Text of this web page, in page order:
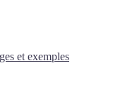
et exemples